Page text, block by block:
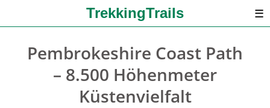
TrekkingTrails ☰
Pembrokeshire Coast Path
– 8.500 Höhenmeter
Küstenvielfalt